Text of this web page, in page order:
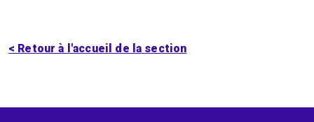
< Retour à l'accueil de la section